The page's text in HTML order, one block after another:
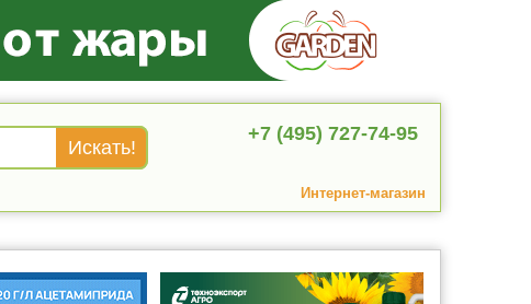
+7 (495) 727-74-95
Интернет-магазин